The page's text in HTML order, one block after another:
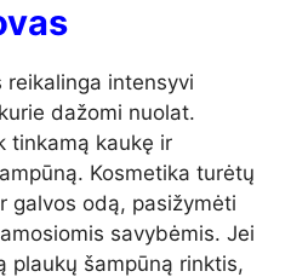
reikalinga intensyvi
dažomi nuolat.
tinkamą kaukę ir
Kosmetika turėtų
galvos odą, pasižymėti
savybėmis. Jei
plaukų šampūną rinktis,